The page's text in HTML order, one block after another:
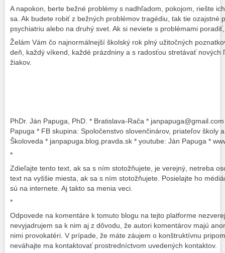
A napokon, berte bežné problémy s nadhľadom, pokojom, riešte
sa. Ak budete robiť z bežných problémov tragédiu, tak tie ozajstné
psychiatriu alebo na druhý svet. Ak si neviete s problémami
Želám Vám čo najnormálnejší školský rok plný užitočných
deň, každý víkend, každé prázdniny a s radosťou stretávať nových
žiakov.
PhDr. Ján Papuga, PhD. * Bratislava-Rača *
Papuga * FB skupina: Spoločenstvo slovenčinárov, priateľov školy
Školoveda * janpapuga.blog.pravda.sk * youtube: Ján Papuga *
*
Zdieľajte tento text, ak sa s ním stotožňujete, je verejný, netreba
text na vyššie miesta, ak sa s ním stotožňujete. Posielajte ho
sú na internete. Aj takto sa menia veci.
*
Odpovede na komentáre k tomuto blogu na tejto platforme
nevyjadrujem sa k nim aj z dôvodu, že autori komentárov majú
nimi provokatéri. V prípade, že máte záujem o konštruktívnu
neváhajte ma kontaktovať prostredníctvom uvedených kontaktov.